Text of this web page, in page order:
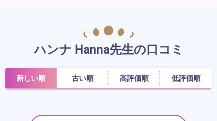
ハンナ Hanna先生の口コミ
新しい順 古い順 高評価順 低評価順